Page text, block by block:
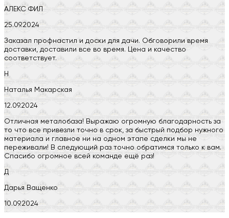
АЛЕКС ФИЛ
25.09.2024
Заказал профнастил и доски для дачи. Обговорили время
доставки, доставили все во время. Цена и качество
соответствует.
Н
Наталья Макарская
12.09.2024
Отличная металобаза! Выражаю огромную благодарность за
то что все привезли точно в срок, за быстрый подбор нужного
материала и главное ни на одном этапе сделки мы не
переживали! В следующий раз точно обратимся только к вам.
Спасибо огромное всей команде ещё раз!
Д
Дарья Ващенко
10.09.2024